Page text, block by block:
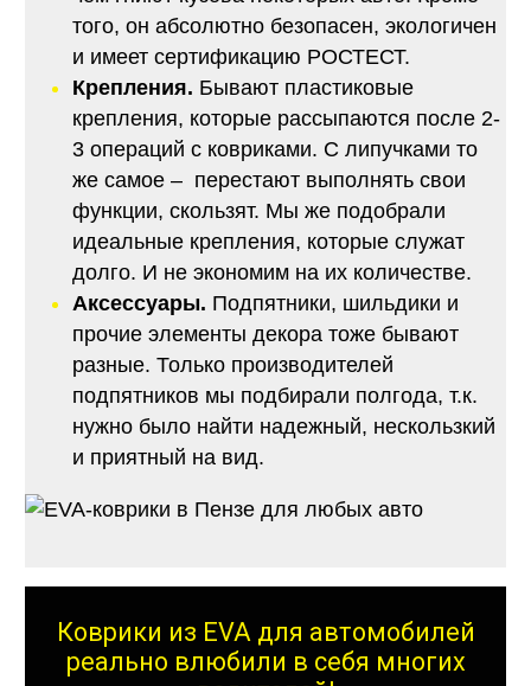
того, он абсолютно безопасен, экологичен
и имеет сертификацию РОСТЕСТ.
Крепления. Бывают пластиковые
крепления, которые рассыпаются после 2-
3 операций с ковриками. С липучками то
же самое – перестают выполнять свои
функции, скользят. Мы же подобрали
идеальные крепления, которые служат
долго. И не экономим на их количестве.
Аксессуары. Подпятники, шильдики и
прочие элементы декора тоже бывают
разные. Только производителей
подпятников мы подбирали полгода, т.к.
нужно было найти надежный, нескользкий
и приятный на вид.
Коврики из EVA для автомобилей
реально влюбили в себя многих